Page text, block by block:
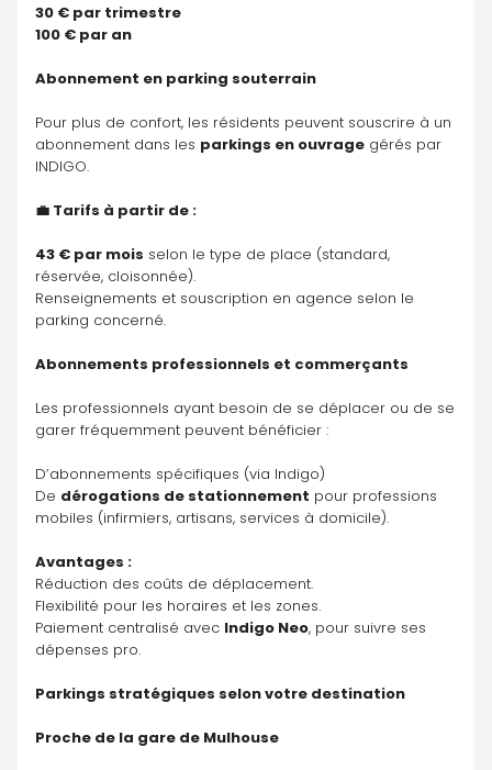
30 € par trimestre
100 € par an
Abonnement en parking souterrain
Pour plus de confort, les résidents peuvent souscrire à un
abonnement dans les parkings en ouvrage gérés par
INDIGO.
💼 Tarifs à partir de :
43 € par mois selon le type de place (standard,
réservée, cloisonnée).
Renseignements et souscription en agence selon le
parking concerné.
Abonnements professionnels et commerçants
Les professionnels ayant besoin de se déplacer ou de se
garer fréquemment peuvent bénéficier :
D’abonnements spécifiques (via Indigo)
De dérogations de stationnement pour professions
mobiles (infirmiers, artisans, services à domicile).
Avantages :
Réduction des coûts de déplacement.
Flexibilité pour les horaires et les zones.
Paiement centralisé avec Indigo Neo, pour suivre ses
dépenses pro.
Parkings stratégiques selon votre destination
Proche de la gare de Mulhouse